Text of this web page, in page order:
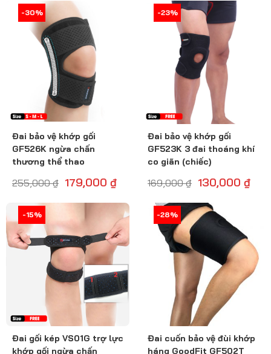
-30%
Đai bảo vệ khớp gối
GF526K ngừa chấn
thương thể thao
255,000₫ 179,000 ₫
-30% -24%
Đai bảo vệ khớp gối
GF523K 3 đai thoáng khí
co giãn (chiếc)
169,000₫ 130,000 ₫
-23%
-16%
Đai gối kép VS01G trợ lực
khớp gối ngừa chấn
-15% -29%
Đai cuốn bảo vệ đùi khớp
háng GoodFit GF502T
-28%